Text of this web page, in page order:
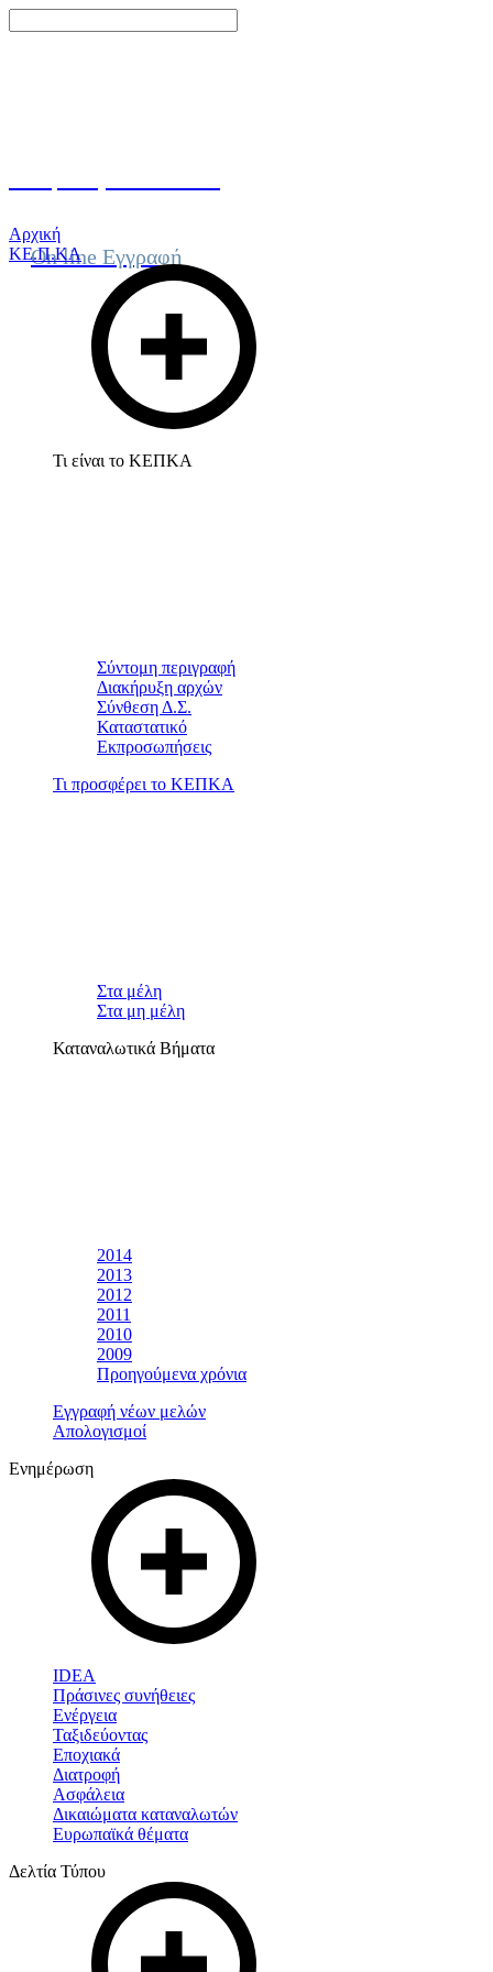
On line Εγγραφή
Αρχική
ΚΕ.Π.ΚΑ
Τι είναι το ΚΕΠΚΑ
Σύντομη περιγραφή
Διακήρυξη αρχών
Σύνθεση Δ.Σ.
Καταστατικό
Εκπροσωπήσεις
Τι προσφέρει το ΚΕΠΚΑ
Στα μέλη
Στα μη μέλη
Καταναλωτικά Βήματα
2014
2013
2012
2011
2010
2009
Προηγούμενα χρόνια
Εγγραφή νέων μελών
Απολογισμοί
Ενημέρωση
IDEA
Πράσινες συνήθειες
Ενέργεια
Ταξιδεύοντας
Εποχιακά
Διατροφή
Ασφάλεια
Δικαιώματα καταναλωτών
Ευρωπαϊκά θέματα
Δελτία Τύπου